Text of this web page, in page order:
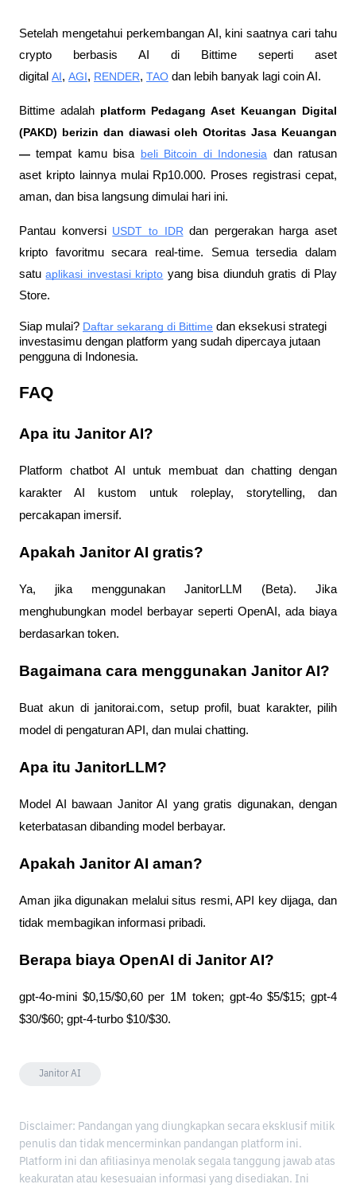
Setelah mengetahui perkembangan AI, kini saatnya cari tahu
crypto berbasis AI di Bittime seperti aset
digital AI, AGI, RENDER, TAO dan lebih banyak lagi coin AI.
Bittime adalah platform Pedagang Aset Keuangan Digital
(PAKD) berizin dan diawasi oleh Otoritas Jasa Keuangan
— tempat kamu bisa beli Bitcoin di Indonesia dan ratusan
aset kripto lainnya mulai Rp10.000. Proses registrasi cepat,
aman, dan bisa langsung dimulai hari ini.
Pantau konversi USDT to IDR dan pergerakan harga aset
kripto favoritmu secara real-time. Semua tersedia dalam
satu aplikasi investasi kripto yang bisa diunduh gratis di Play
Store.
Siap mulai? Daftar sekarang di Bittime dan eksekusi strategi
investasimu dengan platform yang sudah dipercaya jutaan
pengguna di Indonesia.
FAQ
Apa itu Janitor AI?
Platform chatbot AI untuk membuat dan chatting dengan
karakter AI kustom untuk roleplay, storytelling, dan
percakapan imersif.
Apakah Janitor AI gratis?
Ya, jika menggunakan JanitorLLM (Beta). Jika
menghubungkan model berbayar seperti OpenAI, ada biaya
berdasarkan token.
Bagaimana cara menggunakan Janitor AI?
Buat akun di janitorai.com, setup profil, buat karakter, pilih
model di pengaturan API, dan mulai chatting.
Apa itu JanitorLLM?
Model AI bawaan Janitor AI yang gratis digunakan, dengan
keterbatasan dibanding model berbayar.
Apakah Janitor AI aman?
Aman jika digunakan melalui situs resmi, API key dijaga, dan
tidak membagikan informasi pribadi.
Berapa biaya OpenAI di Janitor AI?
gpt-4o-mini $0,15/$0,60 per 1M token; gpt-4o $5/$15; gpt-4
$30/$60; gpt-4-turbo $10/$30.
Janitor AI
Disclaimer: Pandangan yang diungkapkan secara eksklusif milik
penulis dan tidak mencerminkan pandangan platform ini.
Platform ini dan afiliasinya menolak segala tanggung jawab atas
keakuratan atau kesesuaian informasi yang disediakan. Ini